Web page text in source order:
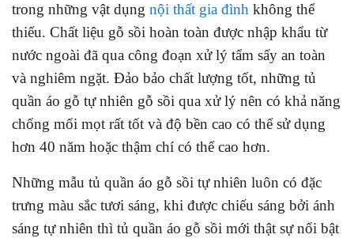
trong những vật dụng nội thất gia đình không thể
thiếu. Chất liệu gỗ sồi hoàn toàn được nhập khẩu từ
nước ngoài đã qua công đoạn xử lý tẩm sấy an toàn
và nghiêm ngặt. Đảo bảo chất lượng tốt, những tủ
quần áo gỗ tự nhiên gỗ sồi qua xử lý nên có khả năng
chống mối mọt rất tốt và độ bền cao có thể sử dụng
hơn 40 năm hoặc thậm chí có thể cao hơn.
Những mẫu tủ quần áo gỗ sồi tự nhiên luôn có đặc
trưng màu sắc tươi sáng, khi được chiếu sáng bởi ánh
sáng tự nhiên thì tủ quần áo gỗ sồi mới thật sự nổi bật